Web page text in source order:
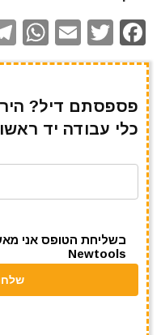
F
a
e
b
o
T
w
te
r
E
m
l
h
s
A
p
פספסתם דיל?
כלי עבודה יד
בשליחת הטופס אני
Newtools